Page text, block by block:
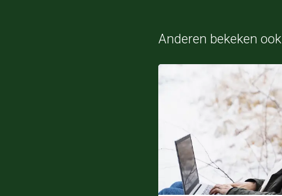
Anderen bekeken ook